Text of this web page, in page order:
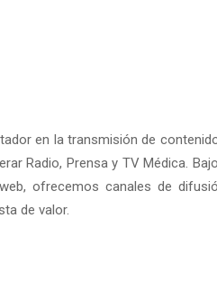
en la transmisión de
Radio, Prensa y TV Médica.
ofrecemos canales de
de valor.